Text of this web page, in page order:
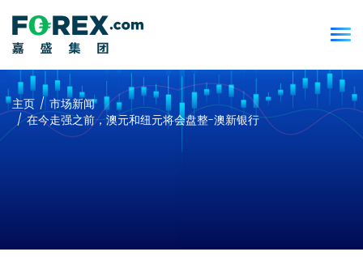
主页
市场新闻
在今走强之前，澳元和纽元将会盘整-澳新银行